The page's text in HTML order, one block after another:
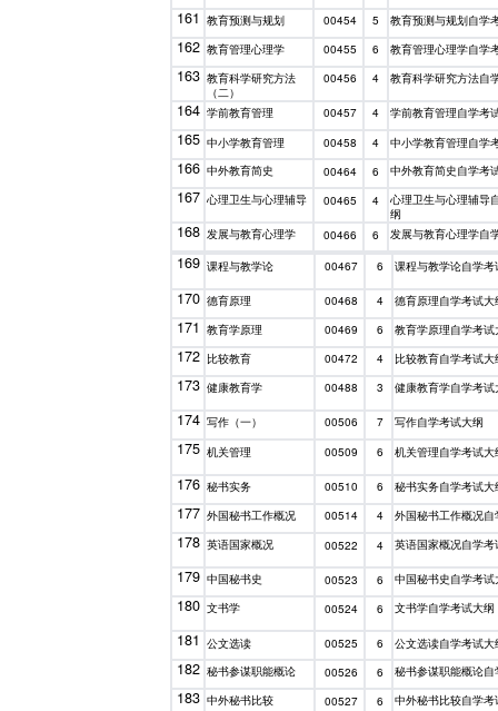
161 教育预测与规划 00454 5 教育预测与规划自学
162 教育管理心理学 00455 6 教育管理心理学自学
163 教育科学研究方法
（二）
00456 4 教育科学研究方法自
164 学前教育管理 00457 4 学前教育管理自学考
165 中小学教育管理 00458 4 中小学教育管理自学
166 中外教育简史 00464 6 中外教育简史自学考
167 心理卫生与心理辅导 00465 4
心理卫生与心理辅导
纲
168 发展与教育心理学 00466 6 发展与教育心理学自
169 课程与教学论 00467 6 课程与教学论自学考
170 德育原理 00468 4 德育原理自学考试大
171 教育学原理 00469 6 教育学原理自学考试
172 比较教育 00472 4 比较教育自学考试大
173 健康教育学 00488 3 健康教育学自学考试
174 写作（一） 00506 7 写作自学考试大纲
175 机关管理 00509 6 机关管理自学考试大
176 秘书实务 00510 6 秘书实务自学考试大
177 外国秘书工作概况 00514 4 外国秘书工作概况
178 英语国家概况 00522 4 英语国家概况自学考
179 中国秘书史 00523 6 中国秘书史自学考试
180 文书学 00524 6 文书学自学考试大纲
181 公文选读 00525 6 公文选读自学考试大
182 秘书参谋职能概论 00526 6 秘书参谋职能概论
183 中外秘书比较 00527 6 中外秘书比较自学考